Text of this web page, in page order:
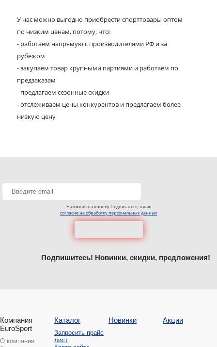
У нас можно выгодно приобрести спорттовары оптом
по низким ценам, потому, что:
- работаем напрямую с производителями РФ и за
рубежом
- закупаем товар крупными партиями и работаем по
предзаказам
- предлагаем сезонные скидки
- отслеживаем цены конкурентов и предлагаем более
низкую цену
Нажимая на кнопку Подписаться, я даю
согласие на обработку персональных данных
Подпишитесь! Новинки, скидки, предложения!
Компания
EuroSport
О компании
Каталог
Запросить прайс
лист
Новинки Акции